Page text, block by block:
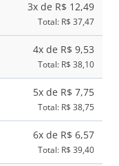
3x de R$ 12,49
Total: R$ 37,47
4x de R$ 9,53
Total: R$ 38,10
5x de R$ 7,75
Total: R$ 38,75
6x de R$ 6,57
Total: R$ 39,40